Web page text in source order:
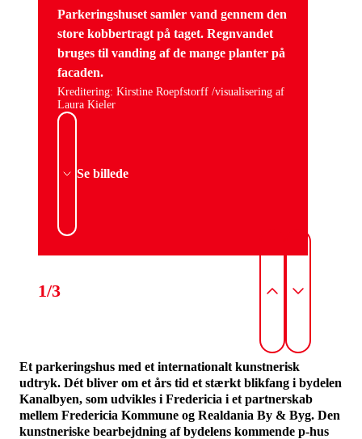
Parkeringshuset samler vand gennem den
store kobbertragt på taget. Regnvandet
bruges til vanding af de mange planter på
facaden.
Kreditering: Kirstine Roepfstorff /visualisering af
Laura Kieler
Se billede
1/3
Et parkeringshus med et internationalt kunstnerisk
udtryk. Dét bliver om et års tid et stærkt blikfang i bydelen
Kanalbyen, som udvikles i Fredericia i et partnerskab
mellem Fredericia Kommune og Realdania By & Byg. Den
kunstneriske bearbejdning af bydelens kommende p-hus